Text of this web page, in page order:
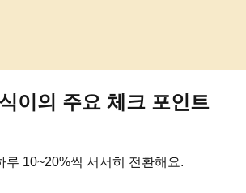
이의 주요 체크 포인트
루 10~20%씩 서서히 전환해요.